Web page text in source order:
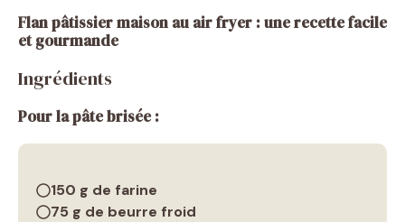
Flan pâtissier maison au air fryer : une recette facile
et gourmande
Ingrédients
Pour la pâte brisée :
150 g de farine
75 g de beurre froid